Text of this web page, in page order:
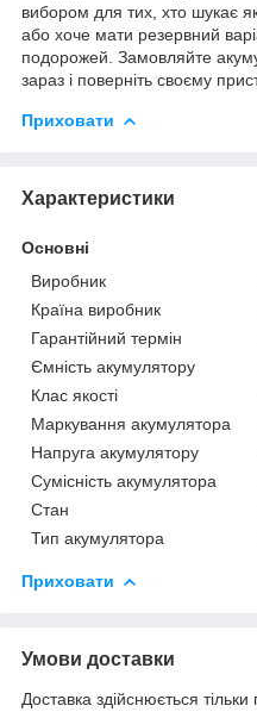
вибором для тих, хто шукає
або хоче мати резервний
подорожей. Замовляйте
зараз і поверніть своєму
Приховати
Характеристики
Основні
Виробник
Країна виробник
Гарантійний термін
Ємність акумулятору
Клас якості
Маркування акумулятора
Напруга акумулятору
Сумісність акумулятора
Стан
Тип акумулятора
Приховати
Умови доставки
Доставка здійснюється тільки